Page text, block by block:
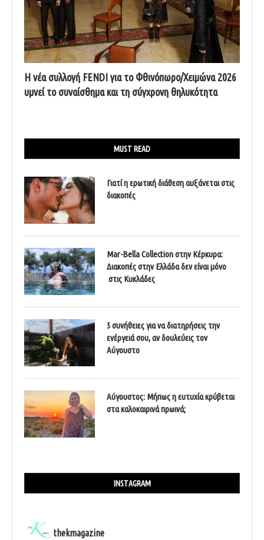
Η νέα συλλογή FENDI για το Φθινόπωρο/Χειμώνα 2026
υμνεί το συναίσθημα και τη σύγχρονη θηλυκότητα
MUST READ
Γιατί η ερωτική διάθεση αυξάνεται στις
διακοπές
Mar-Bella Collection στην Κέρκυρα:
Διακοπές στην Ελλάδα δεν είναι μόνο
στις Κυκλάδες
5 συνήθειες για να διατηρήσεις την
ενέργειά σου, αν δουλεύεις τον
Αύγουστο
Αύγουστος: Μήπως η ευτυχία κρύβεται
στα καλοκαιρινά πρωινά;
INSTAGRAM
thekmagazine